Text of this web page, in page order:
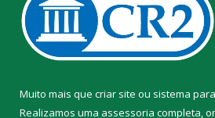
Muito mais que criar site ou sistema
Realizamos uma assessoria completa,